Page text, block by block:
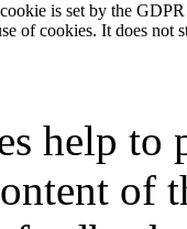
is set by the
of cookies. It does not
help to
of